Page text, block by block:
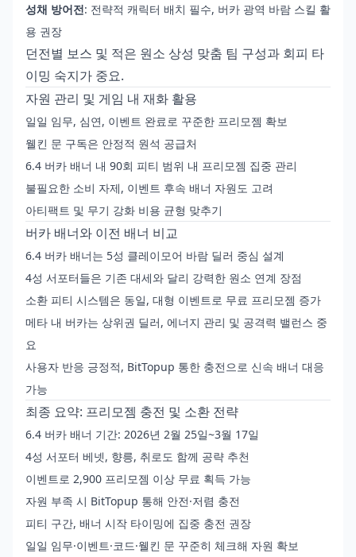
성채 방어전: 전략적 캐릭터 배치 필수, 버카 광역 바람 스킬 활
용 권장
던전별 보스 및 적은 원소 상성 맞춤 팀 구성과 회피 타
이밍 숙지가 중요.
자원 관리 및 게임 내 재화 활용
일일 임무, 심연, 이벤트 완료로 꾸준한 프리모젬 확보
웰킨 문 구독은 안정적 원석 공급처
6.4 버카 배너 내 90회 피티 범위 내 프리모젬 집중 관리
불필요한 소비 자제, 이벤트 후속 배너 자원도 고려
아티팩트 및 무기 강화 비용 균형 맞추기
버카 배너와 이전 배너 비교
6.4 버카 배너는 5성 클레이모어 바람 딜러 중심 설계
4성 서포터들은 기존 대세와 달리 강력한 원소 연계 장점
소환 피티 시스템은 동일, 대형 이벤트로 무료 프리모젬 증가
메타 내 버카는 상위권 딜러, 에너지 관리 및 공격력 밸런스 중
요
사용자 반응 긍정적, BitTopup 통한 충전으로 신속 배너 대응
가능
최종 요약: 프리모젬 충전 및 소환 전략
6.4 버카 배너 기간: 2026년 2월 25일~3월 17일
4성 서포터 베넷, 향릉, 취로도 함께 공략 추천
이벤트로 2,900 프리모젬 이상 무료 획득 가능
자원 부족 시 BitTopup 통해 안전·저렴 충전
피티 구간, 배너 시작 타이밍에 집중 충전 권장
일일 임무·이벤트·코드·웰킨 문 꾸준히 체크해 자원 확보